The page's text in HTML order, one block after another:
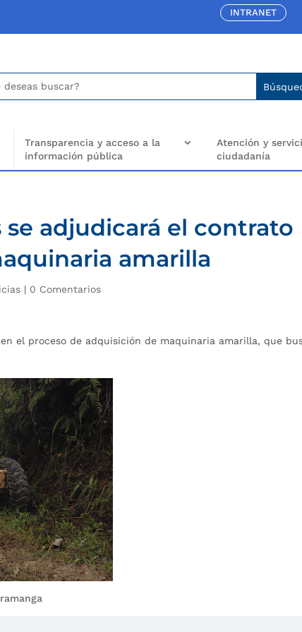
INTRANET
Transparencia y acceso a la
información pública
Atención y
ciudadanía
se adjudicará el contrato
amarilla
| 0 Comentarios
el proceso de adquisición de maquinaria amarilla, que